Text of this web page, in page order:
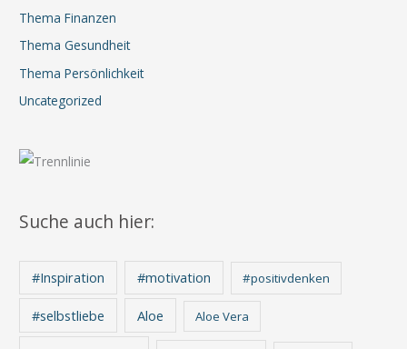
Thema Finanzen
Thema Gesundheit
Thema Persönlichkeit
Uncategorized
Suche auch hier:
#Inspiration #motivation #positivdenken
#selbstliebe Aloe Aloe Vera